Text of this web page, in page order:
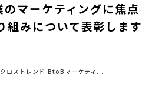
マーケティングに焦点
組みについて表彰します
クロストレンド BtoBマーケティ...